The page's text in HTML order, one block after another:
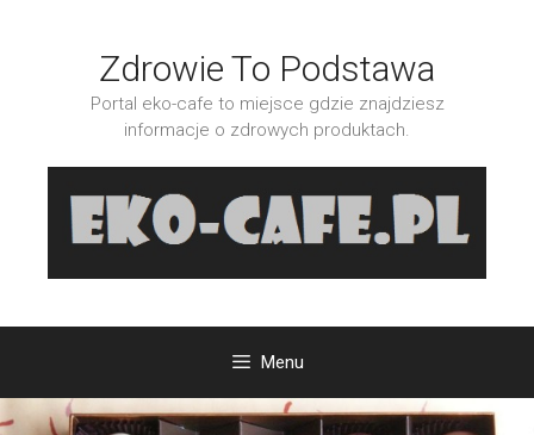
Zdrowie To Podstawa
Portal eko-cafe to miejsce gdzie znajdziesz
informacje o zdrowych produktach.
Menu